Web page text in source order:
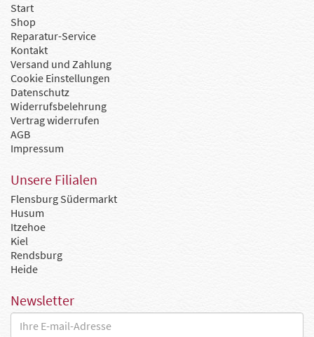
Start
Shop
Reparatur-Service
Kontakt
Versand und Zahlung
Cookie Einstellungen
Datenschutz
Widerrufsbelehrung
Vertrag widerrufen
AGB
Impressum
Unsere Filialen
Flensburg Südermarkt
Husum
Itzehoe
Kiel
Rendsburg
Heide
Newsletter